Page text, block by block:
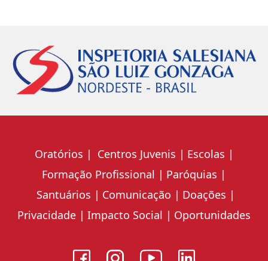
Oratórios Centros Juvenis
Escolas
Formação Profissional
Paróquias
Santuários
Comunicação
Doações
Privacidade
Impacto Social Oportunidades